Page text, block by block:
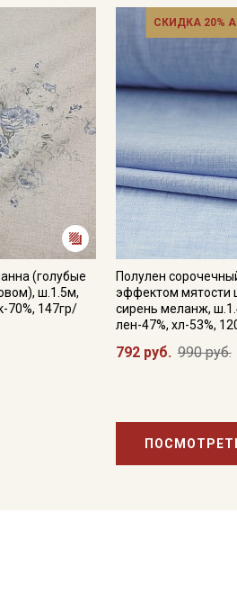
(голубые
ш.1.5м,
70%, 147гр/
СКИДКА 20%
Полулен
эффектом мятости
сирень меланж,
лен-47%, хл-53%,
792 руб. 990 руб.